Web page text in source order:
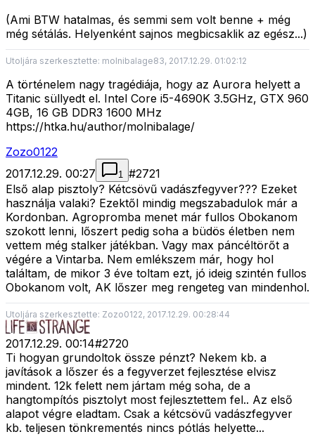
(Ami BTW hatalmas, és semmi sem volt benne + még
még sétálás. Helyenként sajnos megbicsaklik az egész...)
Utoljára szerkesztette: molnibalage83, 2017.12.29. 01:02:12
A történelem nagy tragédiája, hogy az Aurora helyett a
Titanic süllyedt el. Intel Core i5-4690K 3.5GHz, GTX 960
4GB, 16 GB DDR3 1600 MHz
https://htka.hu/author/molnibalage/
Zozo0122
2017.12.29. 00:27
1 #2721
Első alap pisztoly? Kétcsövű vadászfegyver??? Ezeket
használja valaki? Ezektől mindig megszabadulok már a
Kordonban. Agropromba menet már fullos Obokanom
szokott lenni, lőszert pedig soha a büdös életben nem
vettem még stalker játékban. Vagy max páncéltörőt a
végére a Vintarba. Nem emlékszem már, hogy hol
találtam, de mikor 3 éve toltam ezt, jó ideig szintén fullos
Obokanom volt, AK lőszer meg rengeteg van mindenhol.
Utoljára szerkesztette: Zozo0122, 2017.12.29. 00:28:44
2017.12.29. 00:14#2720
Ti hogyan grundoltok össze pénzt? Nekem kb. a
javítások a lőszer és a fegyverzet fejlesztése elvisz
mindent. 12k felett nem jártam még soha, de a
hangtompítós pisztolyt most fejlesztettem fel.. Az első
alapot végre eladtam. Csak a kétcsövű vadászfegyver
kb. teljesen tönkrementés nincs pótlás helyette...